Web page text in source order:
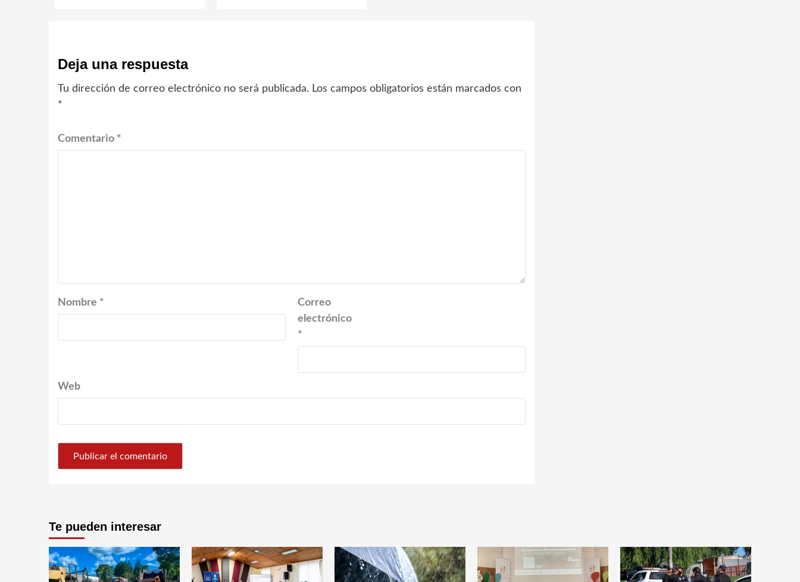
Deja una respuesta
Tu dirección de correo electrónico no será publicada. Los campos obligatorios están marcados con
*
Comentario *
Nombre *
Correo
electrónico
*
Web
Te pueden interesar